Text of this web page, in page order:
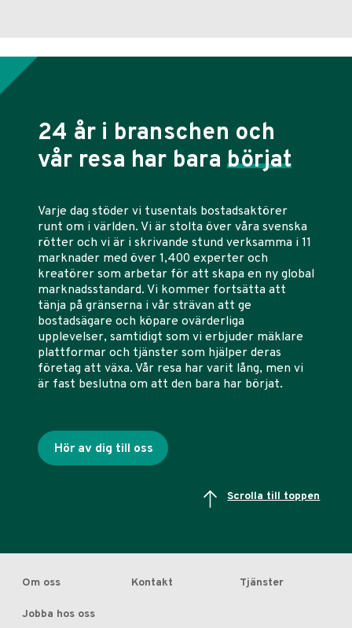
24 år i branschen och
vår resa har bara börjat
Varje dag stöder vi tusentals bostadsaktörer
runt om i världen. Vi är stolta över våra svenska
rötter och vi är i skrivande stund verksamma i 11
marknader med över 1,400 experter och
kreatörer som arbetar för att skapa en ny global
marknadsstandard. Vi kommer fortsätta att
tänja på gränserna i vår strävan att ge
bostadsägare och köpare ovärderliga
upplevelser, samtidigt som vi erbjuder mäklare
plattformar och tjänster som hjälper deras
företag att växa. Vår resa har varit lång, men vi
är fast beslutna om att den bara har börjat.
Hör av dig till oss
Scrolla till toppen
Om oss Kontakt Tjänster
Jobba hos oss